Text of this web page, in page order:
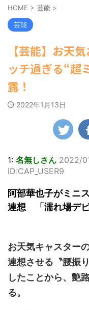
願が死ぬほど / 気になるニュー
めアンテナ
(8/29 00:00)
【モバマスSS】志希「苺
い食べ方。そして雪美と食べ
00:00)
【速報】スプラトゥーン
罪 / 気になるニュースまとめ
(8/28 23:50)
Powered by livedoor
NMB48の本郷柚巴
が、漫画誌『ヤン
グアニマル』（白
イト『ヤングアニ
マルWeb』のグラ
ビアに初登場し
ボディを武器に、
中の本郷。 今回、
トが掲載されてお
り、ボディライン
クシーニット姿の
カットから、笑顔
キュートなビキ
を引くランジェリ
ー姿のカットなど
盛りだくさんの内
da ...
HOME > 芸能 >
芸能
【芸能】お天
ッチ過ぎる“超
露！
2022年1月13日
1: 名無しさん 2022/
ID:CAP_USER9
阿部華也子がミニ
連想 「濡れ場デ
お天気キャスター
連想させる〝腰振
したことから、艶
る。